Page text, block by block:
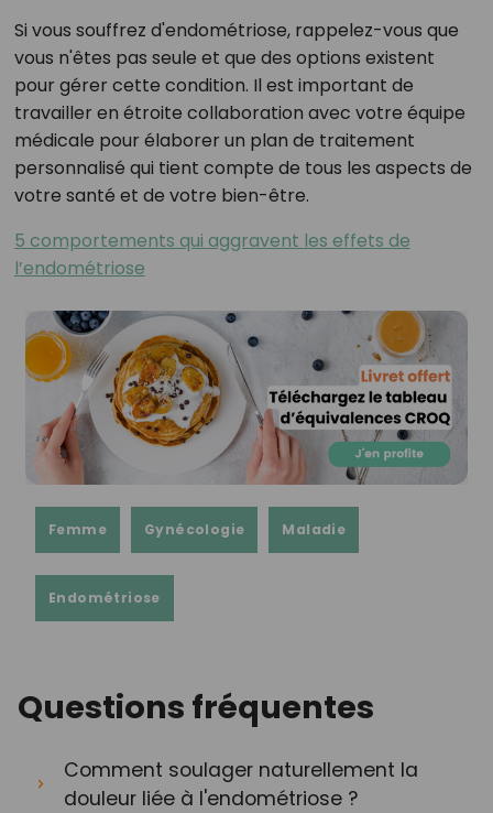
Si vous souffrez d'endométriose, rappelez-vous que
vous n'êtes pas seule et que des options existent
pour gérer cette condition. Il est important de
travailler en étroite collaboration avec votre équipe
médicale pour élaborer un plan de traitement
personnalisé qui tient compte de tous les aspects de
votre santé et de votre bien-être.
5 comportements qui aggravent les effets de
l’endométriose
Femme Gynécologie Maladie
Endométriose
Questions fréquentes
Comment soulager naturellement la
douleur liée à l'endométriose ?